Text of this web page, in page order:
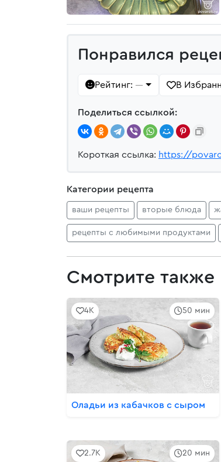
Понравился
Рейтинг: — В
Поделиться ссылкой:
Короткая ссылка: https://
Категории рецепта
ваши рецепты вторые блюда
рецепты с любимыми продуктами
Смотрите также
50 мин
4K
Оладьи из кабачков с сыром
20 мин
2.7K